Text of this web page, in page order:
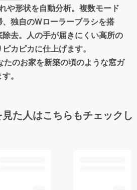
や形状を自動分析。複数モード
独自のWローラーブラシを搭
去。人の手が届きにくい高所の
カピカに仕上げます。
たのお家を新築の頃のような窓ガ
。
た人はこちらもチェックし